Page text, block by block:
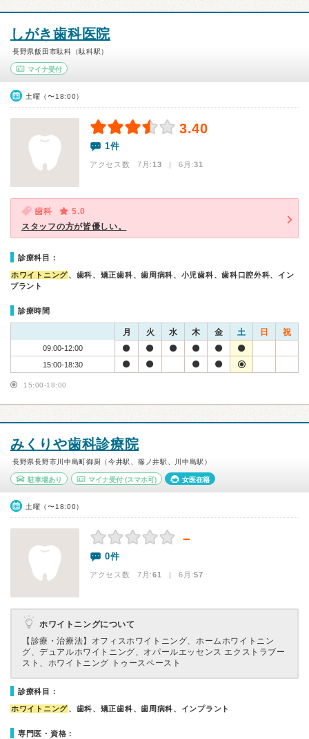
しがき歯科医院
長野県飯田市駄科（駄科駅）
マイナ受付
土曜（〜18:00）
3.40
1件
アクセス数 7月:13 | 6月:31
歯科
5.0
スタッフの方が皆優しい。
診療科目：
ホワイトニング、歯科、矯正歯科、歯周病科、小児歯科、歯科口腔外科、イン
プラント
診療時間
月 火 水 木 金 土 日 祝
09:00-12:00
15:00-18:30
15:00-18:00
みくりや歯科診療院
長野県長野市川中島町御厨（今井駅、篠ノ井駅、川中島駅）
駐車場あり マイナ受付(スマホ可) 女医在籍
土曜（〜18:00）
－
0件
アクセス数 7月:61 | 6月:57
ホワイトニングについて
【診療・治療法】 オフィスホワイトニング、ホームホワイトニン
グ、デュアルホワイトニング、オパールエッセンス エクストラブー
スト、ホワイトニング トゥースペースト
診療科目：
ホワイトニング、歯科、矯正歯科、歯周病科、インプラント
専門医・資格：